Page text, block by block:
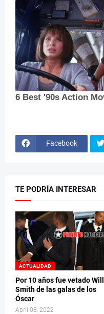
Facebook
TE PODRÍA INTERESAR
ACTUALIDAD
Por 10 años fue vetado Will
Smith de las galas de los
Óscar
April 08, 2022